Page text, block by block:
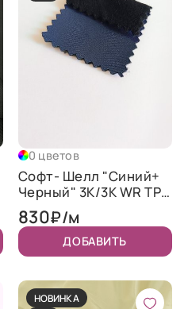
0 цветов
Софт- Шелл "Синий+
Черный" 3K/3K WR TPU
320
830₽/м
ДОБАВИТЬ
НОВИНКА